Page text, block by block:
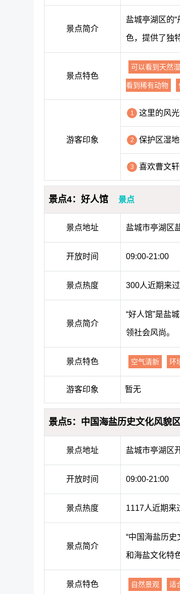
景点简介
盐城亭湖区的
色，提供了独
景点特色
可以看到天然
看到稀有动物
游客印象
1 这里的风
2 保护区湿
3 喜欢曹文
景点4：好人馆 景点
景点地址 盐城市亭湖区
开放时间 09:00-21:00
景点热度 300人近期来过
景点简介
“好人馆”是盐
领社会风尚。
景点特色 空气清新 环
游客印象 暂无
景点5：中国海盐历史文化风貌
景点地址 盐城市亭湖区
开放时间 09:00-21:00
景点热度 1117人近期来
景点简介
“中国海盐历
和海盐文化特
景点特色 自然景观 适